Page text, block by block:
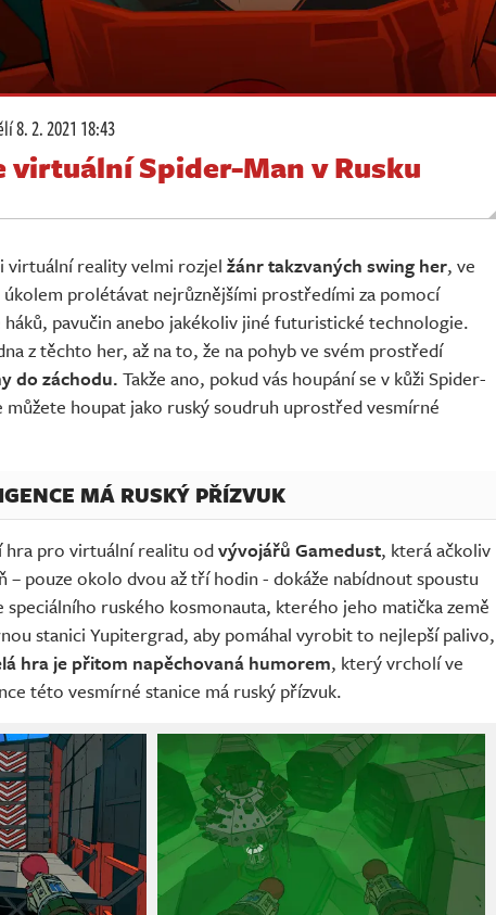
8. 2. 2021 18:43
virtuální Spider-Man v Rusku
virtuální reality velmi rozjel žánr takzvaných swing her, ve
prolétávat nejrůznějšími prostředími za pomocí
pavučin anebo jakékoliv jiné futuristické technologie.
z těchto her, až na to, že na pohyb ve svém prostředí
do záchodu. Takže ano, pokud vás houpání se v kůži Spider-
houpat jako ruský soudruh uprostřed vesmírné
MÁ RUSKÝ PŘÍZVUK
hra pro virtuální realitu odvývojářů Gamedust, která ačkoliv
– pouze okolo dvou až tří hodin - dokáže nabídnout spoustu
speciálního ruského kosmonauta, kterého jeho matička země
stanici Yupitergrad, aby pomáhal vyrobit to nejlepší palivo,
hra je přitom napěchovaná humorem, který vrcholí ve
této vesmírné stanice má ruský přízvuk.